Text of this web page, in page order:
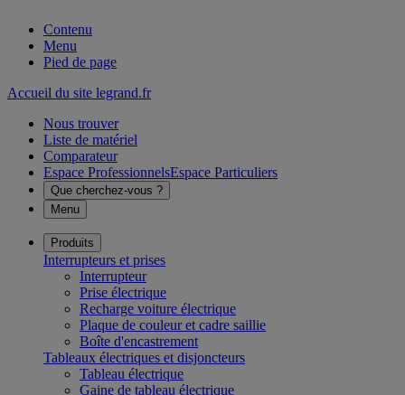
Contenu
Menu
Pied de page
Accueil du site legrand.fr
Nous trouver
Liste de matériel
Comparateur
Espace ProfessionnelsEspace Particuliers
Que cherchez-vous ?
Menu
Produits
Interrupteurs et prises
Interrupteur
Prise électrique
Recharge voiture électrique
Plaque de couleur et cadre saillie
Boîte d'encastrement
Tableaux électriques et disjoncteurs
Tableau électrique
Gaine de tableau électrique